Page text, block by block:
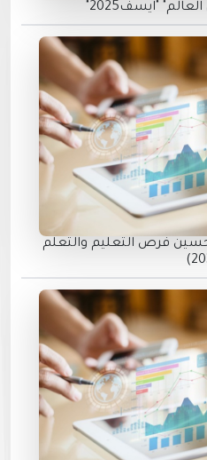
"ايسف2025"
فرص التعليم والتعلم